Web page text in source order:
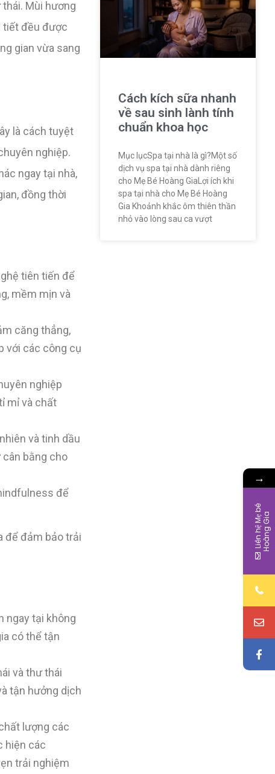
Mùi hương
tiết đều được
gian vừa sang
là cách tuyệt
nghiệp.
ngay tại nhà,
đồng thời
tiên tiến để
mềm mịn và
căng thẳng,
với các công cụ
nghiệp
mỉ và chất
và tinh dầu
cân bằng cho
để
để đảm bảo trải
ngay tại không
có thể tận
và thư thái
tận hưởng dịch
lượng các
hiện các
trải nghiệm
Cách kích sữa nhanh
về sau sinh lành tính
chuẩn khoa học
Mục lụcSpa tại nhà là gì?Một số
dịch vụ spa tại nhà dành riêng
cho Mẹ Bé Hoàng GiaLợi ích khi
spa tại nhà cho Mẹ Bé Hoàng
Gia Khoảnh khắc ôm thiên thần
nhỏ vào lòng sau ca vượt
→
L
i
ê
n
h
ệ
M
ẹ
b
é
H
o
à
n
g
G
ia